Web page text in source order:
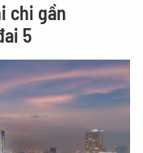
chi gần
5